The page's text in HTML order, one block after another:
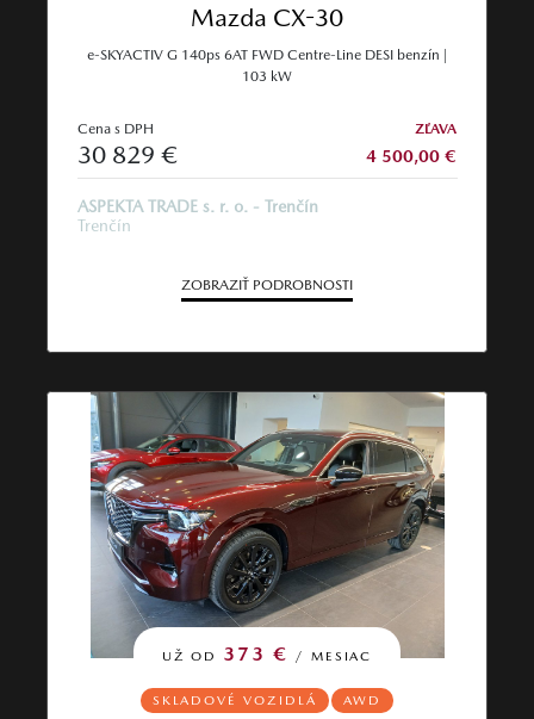
Mazda CX-30
e‑SKYACTIV G 140ps 6AT FWD Centre‑Line DESI benzín |
103 kW
Cena s DPH
30 829 €
ZĽAVA
4 500,00 €
ASPEKTA TRADE s. r. o. - Trenčín
Trenčín
ZOBRAZIŤ PODROBNOSTI
UŽ OD 373 € / MESIAC
SKLADOVÉ VOZIDLÁ AWD